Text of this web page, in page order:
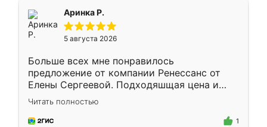
Аринка Р.
5 августа 2026
Больше всех мне понравилось
предложение от компании Ренессанс от
Елены Сергеевой. Подходяшщая цена и
короткие сроки изготовления. Приехавший
для замера сотрудник Владислав
предложил по моему эскизу самый
Читать полностью
1